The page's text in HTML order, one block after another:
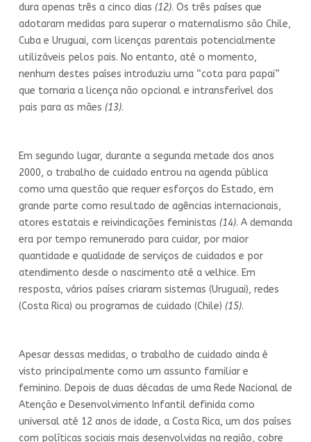
dura apenas três a cinco dias (12). Os três países que
adotaram medidas para superar o maternalismo são Chile,
Cuba e Uruguai, com licenças parentais potencialmente
utilizáveis pelos pais. No entanto, até o momento,
nenhum destes países introduziu uma “cota para papai”
que tornaria a licença não opcional e intransferível dos
pais para as mães (13).
Em segundo lugar, durante a segunda metade dos anos
2000, o trabalho de cuidado entrou na agenda pública
como uma questão que requer esforços do Estado, em
grande parte como resultado de agências internacionais,
atores estatais e reivindicações feministas (14). A demanda
era por tempo remunerado para cuidar, por maior
quantidade e qualidade de serviços de cuidados e por
atendimento desde o nascimento até a velhice. Em
resposta, vários países criaram sistemas (Uruguai), redes
(Costa Rica) ou programas de cuidado (Chile) (15).
Apesar dessas medidas, o trabalho de cuidado ainda é
visto principalmente como um assunto familiar e
feminino. Depois de duas décadas de uma Rede Nacional de
Atenção e Desenvolvimento Infantil definida como
universal até 12 anos de idade, a Costa Rica, um dos países
com políticas sociais mais desenvolvidas na região, cobre